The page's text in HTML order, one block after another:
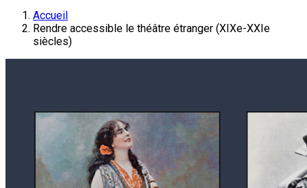
Accueil
Rendre accessible le théâtre étranger (XIXe-XXIe
siècles)